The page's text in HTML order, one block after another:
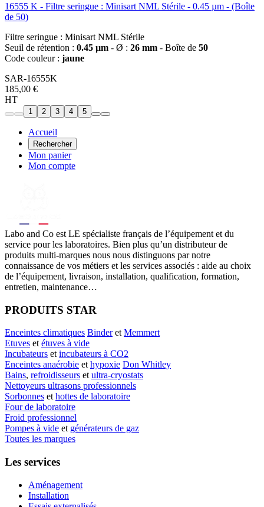
16555 K - Filtre seringue : Minisart NML Stérile - 0.45 µm - (Boîte
de 50)
Filtre seringue : Minisart NML Stérile
Seuil de rétention : 0.45 µm - Ø : 26 mm - Boîte de 50
Code couleur : jaune
SAR-16555K
185,00 €
HT
1 2 3 4 5
Accueil
Rechercher
Mon panier
Mon compte
Labo and Co est LE spécialiste français de l’équipement et du
service pour les laboratoires. Bien plus qu’un distributeur de
produits multi-marques nous nous distinguons par notre
connaissance de vos métiers et les services associés : aide au choix
de l’équipement, livraison, installation, qualification, formation,
entretien, maintenance…
PRODUITS STAR
Enceintes climatiques Binderet Memmert
Etuves et étuves à vide
Incubateurs et incubateurs à CO2
Enceintes anaérobie et hypoxie Don Whitley
Bains, refroidisseurs et ultra-cryostats
Nettoyeurs ultrasons professionnels
Sorbonnes et hottes de laboratoire
Four de laboratoire
Froid professionnel
Pompes à vide et générateurs de gaz
Toutes les marques
Les services
Aménagement
Installation